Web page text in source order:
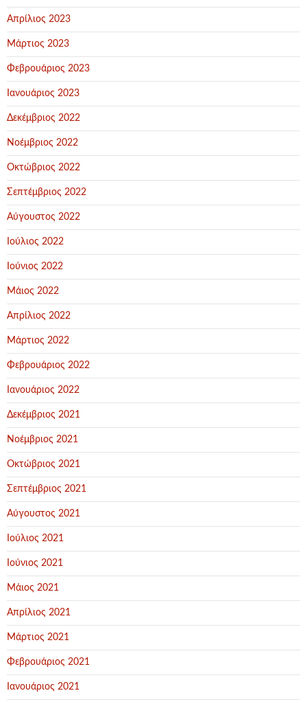
Απρίλιος 2023
Μάρτιος 2023
Φεβρουάριος 2023
Ιανουάριος 2023
Δεκέμβριος 2022
Νοέμβριος 2022
Οκτώβριος 2022
Σεπτέμβριος 2022
Αύγουστος 2022
Ιούλιος 2022
Ιούνιος 2022
Μάιος 2022
Απρίλιος 2022
Μάρτιος 2022
Φεβρουάριος 2022
Ιανουάριος 2022
Δεκέμβριος 2021
Νοέμβριος 2021
Οκτώβριος 2021
Σεπτέμβριος 2021
Αύγουστος 2021
Ιούλιος 2021
Ιούνιος 2021
Μάιος 2021
Απρίλιος 2021
Μάρτιος 2021
Φεβρουάριος 2021
Ιανουάριος 2021